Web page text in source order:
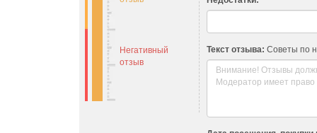
Негативный
отзыв
Текст отзыва: Советы по